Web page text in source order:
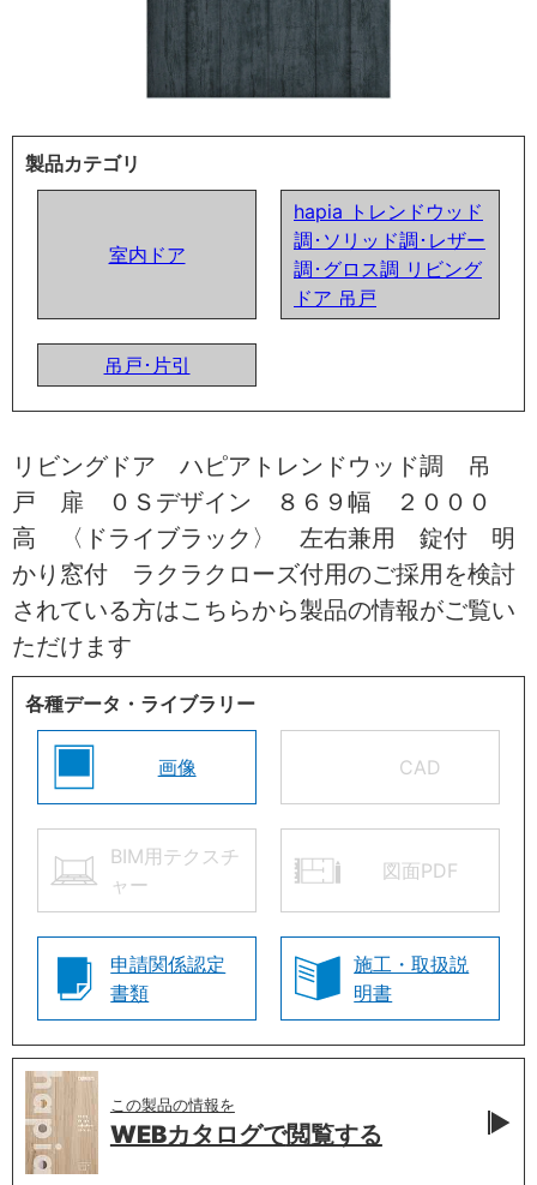
製品カテゴリ
室内ドア
hapia トレンドウッド
調･ソリッド調･レザー
調･グロス調 リビング
ドア 吊戸
吊戸･片引
リビングドア ハピアトレンドウッド調 吊
戸 扉 ０Ｓデザイン ８６９幅 ２０００
高 〈ドライブラック〉 左右兼用 錠付 明
かり窓付 ラクラクローズ付用のご採用を検討
されている方はこちらから製品の情報がご覧い
ただけます
各種データ・ライブラリー
画像 CAD
BIM用テクスチ
ャー
図面PDF
申請関係認定
書類
施工・取扱説
明書
この製品の情報を
WEBカタログで閲覧する